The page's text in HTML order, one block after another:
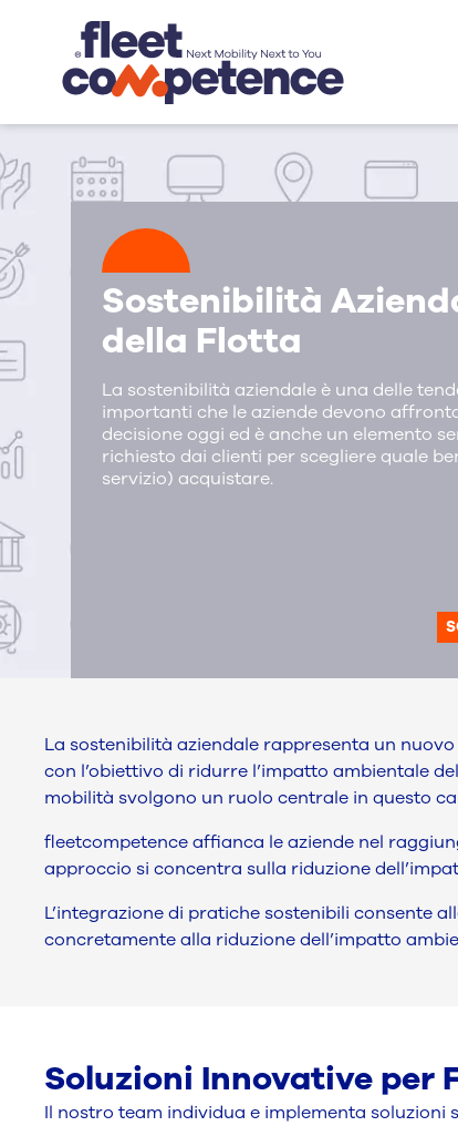
Sostenibilità
della Flotta
La sostenibilità aziendale è una delle
importanti che le aziende devono
decisione oggi ed è anche un elemento
richiesto dai clienti per scegliere quale
servizio) acquistare.
La sostenibilità aziendale rappresenta un
con l’obiettivo di ridurre l’impatto ambientale
mobilità svolgono un ruolo centrale in questo
fleetcompetence affianca le aziende nel
approccio si concentra sulla riduzione
L’integrazione di pratiche sostenibili consente
concretamente alla riduzione dell’impatto
Soluzioni Innovative per
Il nostro team individua e implementa soluzioni